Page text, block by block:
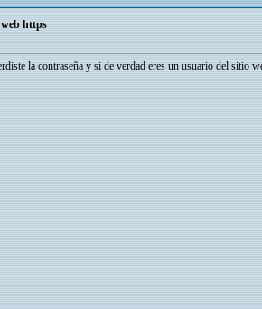
web https
la contraseña y si de verdad eres un usuario del sitio